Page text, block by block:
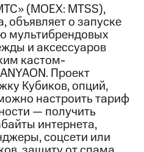
(MOEX: MTSS),
объявляет о запуске
мультибрендовых
и аксессуаров
кастом-
Проект
Кубиков, опций,
настроить тариф
— получить
интернета,
соцсети или